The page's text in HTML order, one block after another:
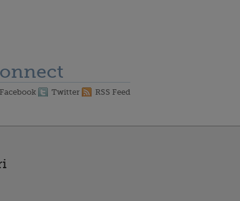
Facebook Twitter RSS Feed